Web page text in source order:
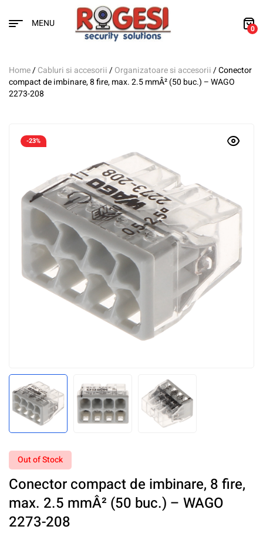
MENU 0
Home/Cabluri si accesorii/Organizatoare si accesorii/ Conector
compact de imbinare, 8 fire, max. 2.5 mmÂ² (50 buc.) – WAGO
2273-208
-23%
Out of Stock
Conector compact de imbinare, 8 fire,
max. 2.5 mmÂ² (50 buc.) – WAGO
2273-208